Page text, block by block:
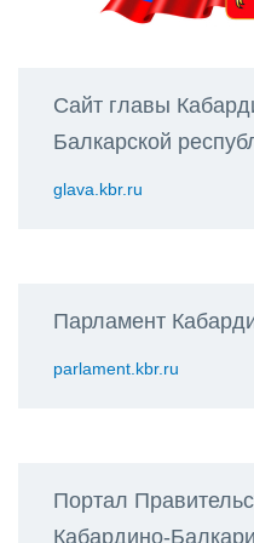
Сайт главы
Балкарской
glava.kbr.ru
Парламент
parlament.kbr.ru
Портал
Кабардино-